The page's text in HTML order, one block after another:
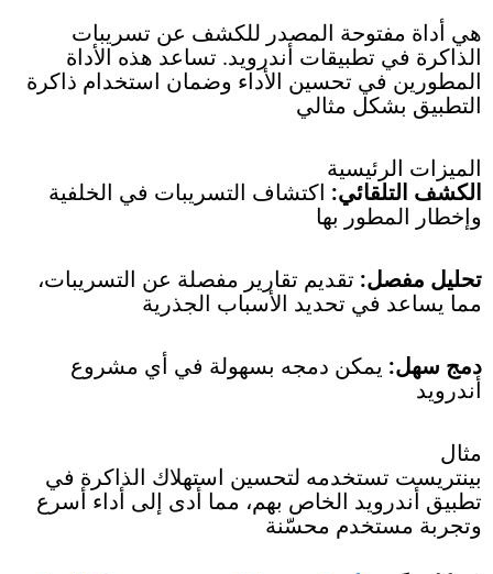
هي أداة مفتوحة المصدر للكشف عن تسريبات
الذاكرة في تطبيقات أندرويد. تساعد هذه الأداة
المطورين في تحسين الأداء وضمان استخدام ذاكرة
التطبيق بشكل مثالي
الميزات الرئيسية
الكشف التلقائي: اكتشاف التسريبات في الخلفية
وإخطار المطور بها
تحليل مفصل: تقديم تقارير مفصلة عن التسريبات،
مما يساعد في تحديد الأسباب الجذرية
دمج سهل: يمكن دمجه بسهولة في أي مشروع
أندرويد
مثال
بينتريست تستخدمه لتحسين استهلاك الذاكرة في
تطبيق أندرويد الخاص بهم، مما أدى إلى أداء أسرع
وتجربة مستخدم محسّنة